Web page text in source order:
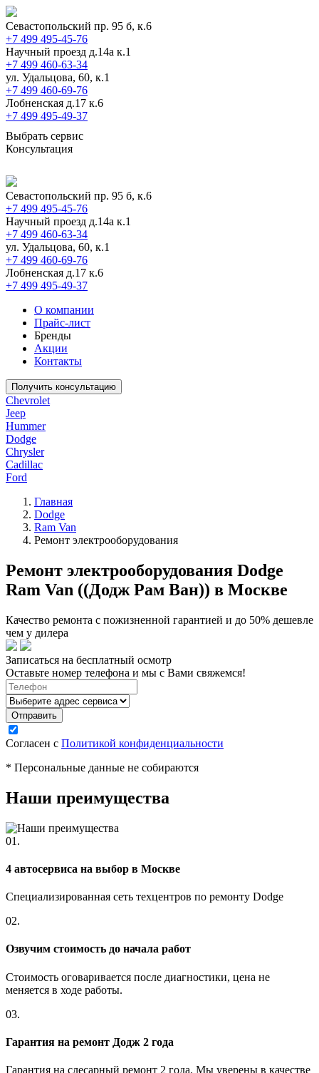
Севастопольский пр. 95 б, к.6
+7 499 495-45-76
Научный проезд д.14а к.1
+7 499 460-63-34
ул. Удальцова, 60, к.1
+7 499 460-69-76
Лобненская д.17 к.6
+7 499 495-49-37
Выбрать сервис
Консультация
Севастопольский пр. 95 б, к.6
+7 499 495-45-76
Научный проезд д.14а к.1
+7 499 460-63-34
ул. Удальцова, 60, к.1
+7 499 460-69-76
Лобненская д.17 к.6
+7 499 495-49-37
О компании
Прайс-лист
Бренды
Акции
Контакты
Получить консультацию
Chevrolet
Jeep
Hummer
Dodge
Chrysler
Cadillac
Ford
Главная
Dodge
Ram Van
Ремонт электрооборудования
Ремонт электрооборудования Dodge
Ram Van ((Додж Рам Ван)) в Москве
Качество ремонта с пожизненной гарантией и до 50% дешевле
чем у дилера
Записаться на бесплатный осмотр
Оставьте номер телефона и мы с Вами свяжемся!
Согласен с Политикой конфиденциальности
* Персональные данные не собираются
Наши преимущества
01.
4 автосервиса на выбор в Москве
Специализированная сеть техцентров по ремонту Dodge
02.
Озвучим стоимость до начала работ
Стоимость оговаривается после диагностики, цена не
меняется в ходе работы.
03.
Гарантия на ремонт Додж 2 года
Гарантия на слесарный ремонт 2 года. Мы уверены в качестве